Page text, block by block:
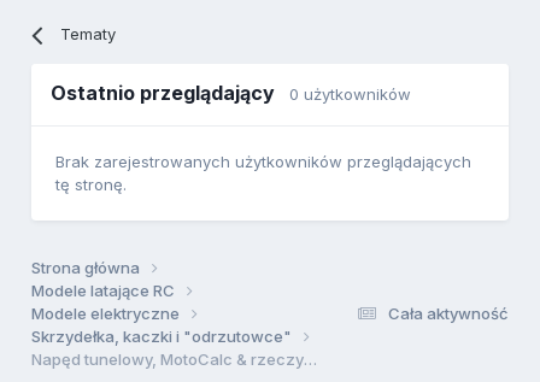
Tematy
Ostatnio przeglądający 0 użytkowników
Brak zarejestrowanych użytkowników przeglądających
tę stronę.
Cała aktywność
Strona główna
Modele latające RC
Modele elektryczne
Skrzydełka, kaczki i "odrzutowce"
Napęd tunelowy, MotoCalc & rzeczywistość?